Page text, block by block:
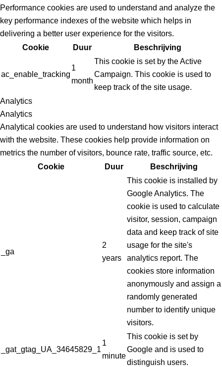
Performance cookies are used to understand and analyze the
key performance indexes of the website which helps in
delivering a better user experience for the visitors.
Cookie
Duur Beschrijving
ac_enable_tracking
1
month
This cookie is set by the Active
Campaign. This cookie is used to
keep track of the site usage.
Analytics
Analytics
Analytical cookies are used to understand how visitors interact
with the website. These cookies help provide information on
metrics the number of visitors, bounce rate, traffic source, etc.
Cookie
Duur Beschrijving
_ga
2
years
This cookie is installed by
Google Analytics. The
cookie is used to calculate
visitor, session, campaign
data and keep track of site
usage for the site's
analytics report. The
cookies store information
anonymously and assign a
randomly generated
number to identify unique
visitors.
_gat_gtag_UA_34645829_1
1
minute
This cookie is set by
Google and is used to
distinguish users.